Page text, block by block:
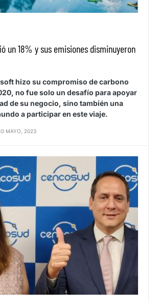
un 18% y sus emisiones disminuyeron
hizo su compromiso de carbono
no fue solo un desafío para apoyar
de su negocio, sino también una
a participar en este viaje.
MAYO, 2023